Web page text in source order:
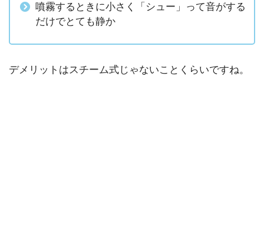
噴霧するときに小さく「シュー」って音がする
だけでとても静か
デメリットはスチーム式じゃないことくらいですね。